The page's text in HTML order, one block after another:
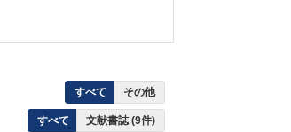
すべて その他
すべて 文献書誌 (9件)